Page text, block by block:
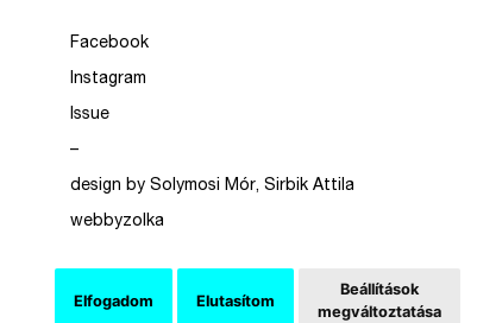
Elfogadom Elutasítom
Beállítások
megváltoztatása
Facebook
Instagram
Issue
–
design by Solymosi Mór, Sirbik Attila
webbyzolka